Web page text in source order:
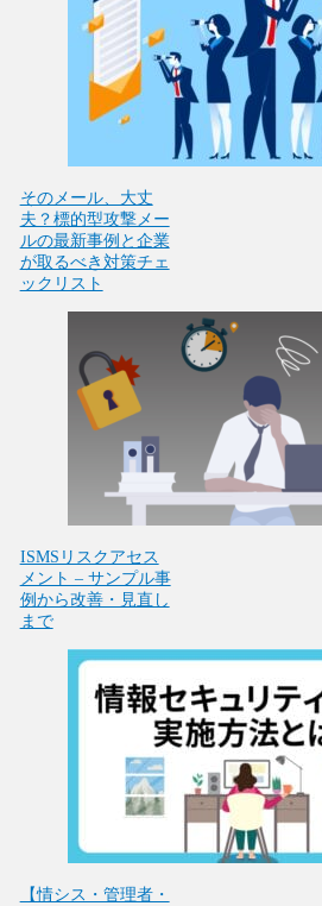
そのメール、大丈
夫？標的型攻撃メー
ルの最新事例と企業
が取るべき対策チェ
ックリスト
ISMSリスクアセス
メント – サンプル事
例から改善・見直し
まで
【情シス・管理者・